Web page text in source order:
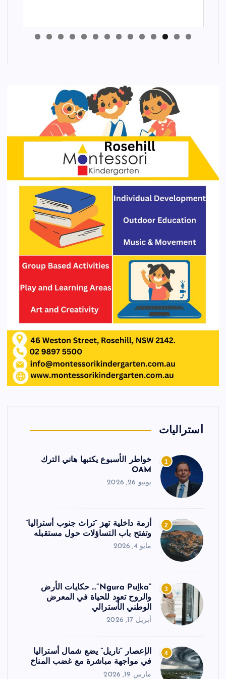
أستراليات
1
خواطر الأسبوع يكتبها هاني الترك
OAM
يونيو 26, 2026
2
أزمة داخلية تهز “تراث جنوب أستراليا”
وتفتح باب التساؤلات حول مستقبله
مايو 4, 2026
3
“Ngura Puḻka”… حكايات الأرض
والروح تعود للحياة في المعرض
الوطني الأسترالي
أبريل 17, 2026
4
الإعصار “ناريل” يضع شمال أستراليا
في مواجهة مباشرة مع غضب المناخ
مارس 19, 2026